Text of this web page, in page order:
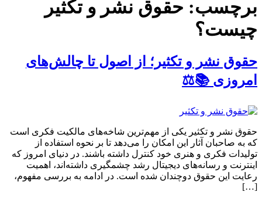
برچسب: حقوق نشر و تکثیر
چیست؟
حقوق نشر و تکثیر؛ از اصول تا چالش‌های
امروزی 📚⚖️
حقوق نشر و تکثیر یکی از مهم‌ترین شاخه‌های مالکیت فکری است
که به صاحبان آثار این امکان را می‌دهد تا بر نحوه استفاده از
تولیدات فکری و هنری خود کنترل داشته باشند. در دنیای امروز که
اینترنت و رسانه‌های دیجیتال رشد چشمگیری داشته‌اند، اهمیت
رعایت این حقوق دوچندان شده است. در ادامه به بررسی مفهوم،
[…]